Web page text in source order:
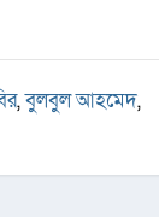
,বুলবুল আহমেদ,